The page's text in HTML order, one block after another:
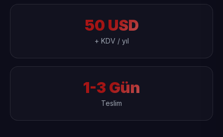
50 USD
+ KDV / yıl
1-3 Gün
Teslim